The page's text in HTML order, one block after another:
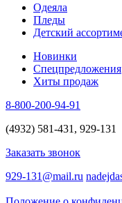
Одеяла
Пледы
Детский
Новинки
Спецпредложения
Хиты продаж
8-800-200-94-91
(4932) 581-431, 929-131
Заказать звонок
929-131@mail.ru